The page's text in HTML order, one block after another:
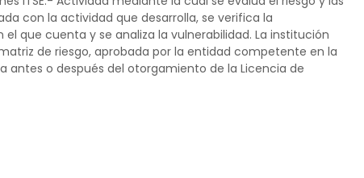
con la actividad que desarrolla, se verifica la
que cuenta y se analiza la vulnerabilidad. La institución
de riesgo, aprobada por la entidad competente en la
antes o después del otorgamiento de la Licencia de